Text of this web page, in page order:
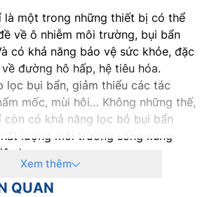
là một trong những thiết bị có thể
về ô nhiễm môi trường, bụi bẩn
có khả năng bảo vệ sức khỏe, đặc
đường hô hấp, hệ tiêu hóa.
lọc bụi bẩn, giảm thiểu các tác
mốc, mùi hôi… Không những thế,
còn có khả năng lọc bỏ bụi bẩn
lượng môi trường sống xung
hơn.
của máy lọc không khí:
Xem thêm
QUAN